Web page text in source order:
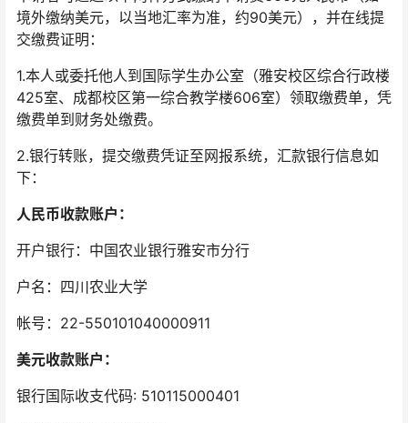
境外缴纳美元，以当地汇率为准，约90美元），并在线提
交缴费证明：
1.本人或委托他人到国际学生办公室（雅安校区综合行政楼
425室、成都校区第一综合教学楼606室）领取缴费单，凭
缴费单到财务处缴费。
2.银行转账，提交缴费凭证至网报系统，汇款银行信息如
下：
人民币收款账户：
开户银行：中国农业银行雅安市分行
户名：四川农业大学
帐号：22-550101040000911
美元收款账户：
银行国际收支代码: 510115000401